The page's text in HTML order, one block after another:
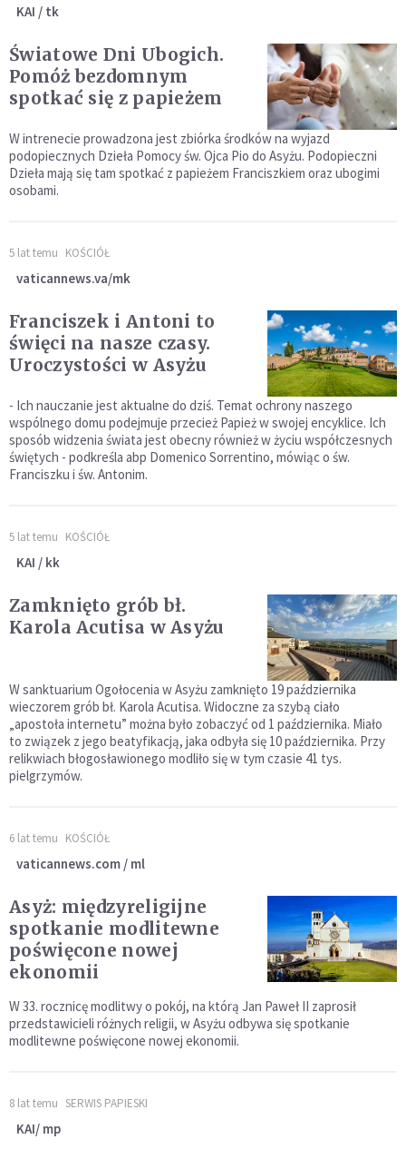
KAI / tk
Światowe Dni Ubogich.
Pomóż bezdomnym
spotkać się z papieżem
W intrenecie prowadzona jest zbiórka środków na wyjazd
podopiecznych Dzieła Pomocy św. Ojca Pio do Asyżu. Podopieczni
Dzieła mają się tam spotkać z papieżem Franciszkiem oraz ubogimi
osobami.
5 lat temu KOŚCIÓŁ
vaticannews.va/mk
Franciszek i Antoni to
święci na nasze czasy.
Uroczystości w Asyżu
- Ich nauczanie jest aktualne do dziś. Temat ochrony naszego
wspólnego domu podejmuje przecież Papież w swojej encyklice. Ich
sposób widzenia świata jest obecny również w życiu współczesnych
świętych - podkreśla abp Domenico Sorrentino, mówiąc o św.
Franciszku i św. Antonim.
5 lat temu KOŚCIÓŁ
KAI / kk
Zamknięto grób bł.
Karola Acutisa w Asyżu
W sanktuarium Ogołocenia w Asyżu zamknięto 19 października
wieczorem grób bł. Karola Acutisa. Widoczne za szybą ciało
„apostoła internetu” można było zobaczyć od 1 października. Miało
to związek z jego beatyfikacją, jaka odbyła się 10 października. Przy
relikwiach błogosławionego modliło się w tym czasie 41 tys.
pielgrzymów.
6 lat temu KOŚCIÓŁ
vaticannews.com / ml
Asyż: międzyreligijne
spotkanie modlitewne
poświęcone nowej
ekonomii
W 33. rocznicę modlitwy o pokój, na którą Jan Paweł II zaprosił
przedstawicieli różnych religii, w Asyżu odbywa się spotkanie
modlitewne poświęcone nowej ekonomii.
8 lat temu SERWIS PAPIESKI
KAI/ mp